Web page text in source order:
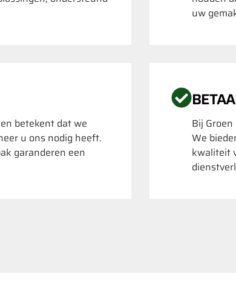
uw
betekent dat we
u ons nodig heeft.
garanderen een
Bij
We
kwaliteit